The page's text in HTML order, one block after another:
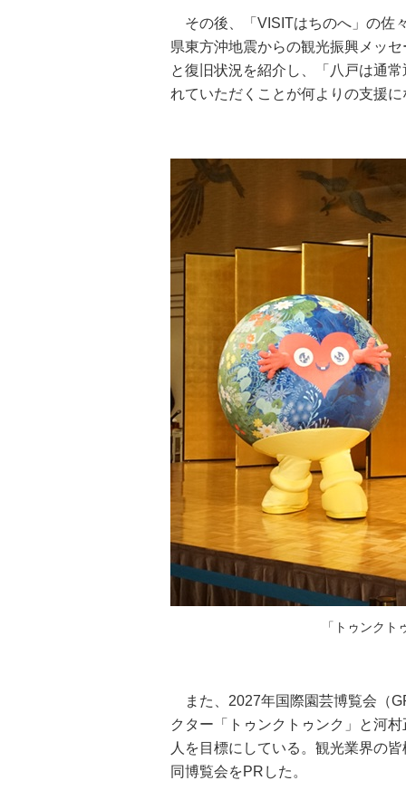
その後、「VISITはちのへ」の佐
県東方沖地震からの観光振興メッ
と復旧状況を紹介し、「八戸は通
れていただくことが何よりの支援
「トゥンク
また、2027年国際園芸博覧会（
クター「トゥンクトゥンク」と河
人を目標にしている。観光業界の
同博覧会をPRした。